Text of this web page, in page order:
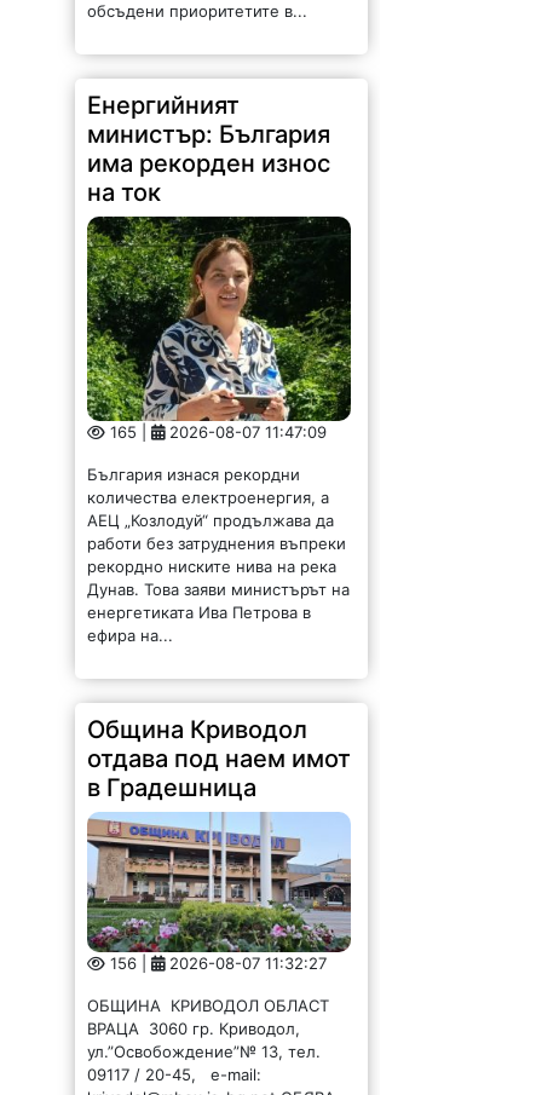
обсъдени приоритетите в...
Енергийният
министър: България
има рекорден износ
на ток
165 | 2026-08-07 11:47:09
България изнася рекордни
количества електроенергия, а
АЕЦ „Козлодуй“ продължава да
работи без затруднения въпреки
рекордно ниските нива на река
Дунав. Това заяви министърът на
енергетиката Ива Петрова в
ефира на...
Община Криводол
отдава под наем имот
в Градешница
156 | 2026-08-07 11:32:27
ОБЩИНА КРИВОДОЛ ОБЛАСТ
ВРАЦА 3060 гр. Криводол,
ул.”Освобождение”№ 13, тел.
09117 / 20-45, e-mail: